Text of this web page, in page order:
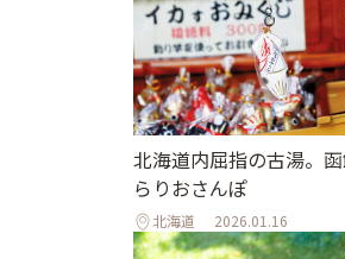
北海道内屈指の古湯。
らりおさんぽ
北海道 2026.01.16